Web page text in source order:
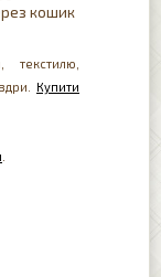
кошик
текстилю,
Купити